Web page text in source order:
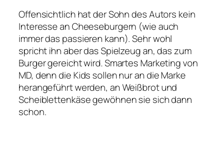
Offensichtlich hat der Sohn des Autors kein
Interesse an Cheeseburgern (wie auch
immer das passieren kann). Sehr wohl
spricht ihn aber das Spielzeug an, das zum
Burger gereicht wird. Smartes Marketing von
MD, denn die Kids sollen nur an die Marke
herangeführt werden, an Weißbrot und
Scheiblettenkäse gewöhnen sie sich dann
schon.